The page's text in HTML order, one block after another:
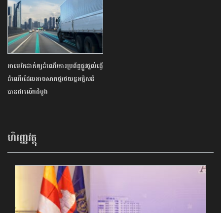
អាមេរិកដាក់ឲ្យដំណើរការប្រព័ន្ធផ្លូវថ្នល់ធ្វើ
ដំណើរដែលអាចសាកថ្មរថយន្តអគ្គិសនី
បានជាលើកដំបូង
ហិរញ្ញវត្ថុ